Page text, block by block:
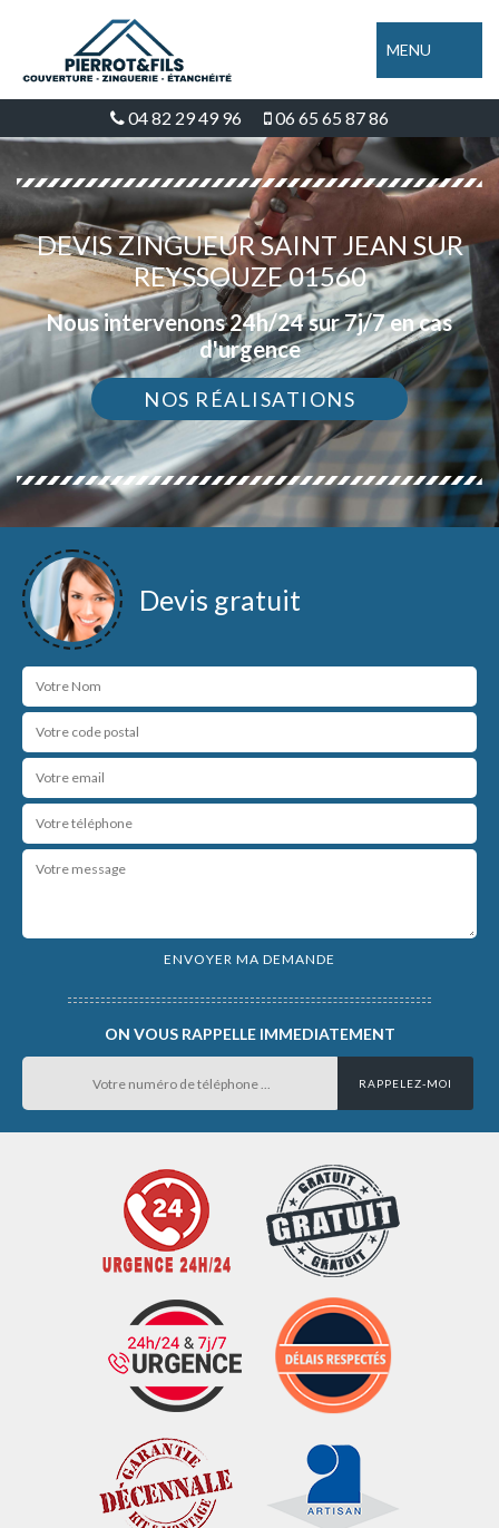
MENU
04 82 29 49 96 06 65 65 87 86
DEVIS ZINGUEUR SAINT JEAN SUR
REYSSOUZE 01560
Nous intervenons 24h/24 sur 7j/7 en cas
d'urgence
NOS RÉALISATIONS
Devis gratuit
ON VOUS RAPPELLE IMMEDIATEMENT